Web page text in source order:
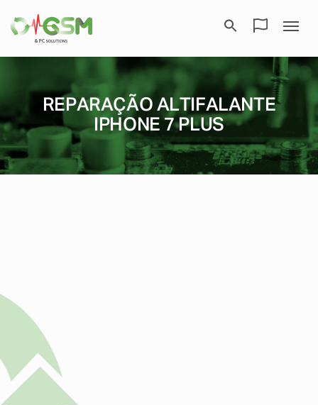
REPARAÇÃO ALTIFALANTE
IPHONE 7 PLUS